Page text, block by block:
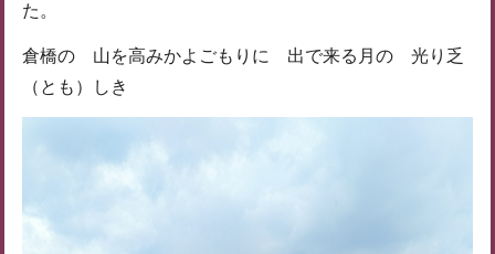
た。
倉橋の 山を高みかよごもりに 出で来る月の 光り乏
（とも）しき